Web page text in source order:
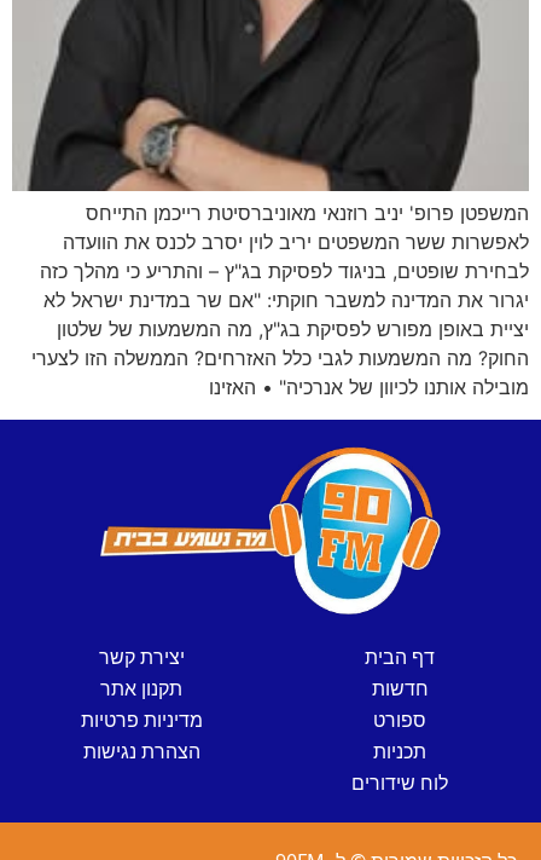
המשפטן פרופ' יניב רוזנאי מאוניברסיטת רייכמן התייחס
לאפשרות ששר המשפטים יריב לוין יסרב לכנס את הוועדה
לבחירת שופטים, בניגוד לפסיקת בג"ץ – והתריע כי מהלך כזה
יגרור את המדינה למשבר חוקתי: "אם שר במדינת ישראל לא
יציית באופן מפורש לפסיקת בג"ץ, מה המשמעות של שלטון
החוק? מה המשמעות לגבי כלל האזרחים? הממשלה הזו לצערי
מובילה אותנו לכיוון של אנרכיה" • האזינו
דף הבית
חדשות
ספורט
תכניות
לוח שידורים
יצירת קשר
תקנון אתר
מדיניות פרטיות
הצהרת נגישות